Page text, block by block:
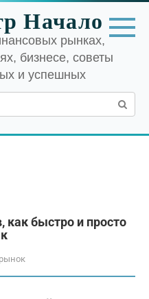
Начало
рынках,
бизнесе, советы
и успешных
как быстро и просто